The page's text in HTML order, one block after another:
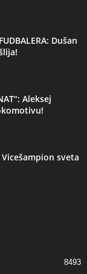
Dušan
Aleksej
Vicešampion sveta
8493